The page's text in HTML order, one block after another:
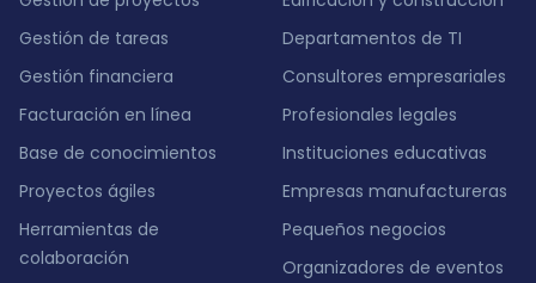
Gestión de tareas
Gestión financiera
Facturación en línea
Base de conocimientos
Proyectos ágiles
Herramientas de
colaboración
Departamentos de TI
Consultores empresariales
Profesionales legales
Instituciones educativas
Empresas manufactureras
Pequeños negocios
Organizadores de eventos